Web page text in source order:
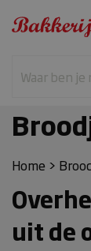
Home >
uit de